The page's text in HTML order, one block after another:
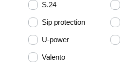
S.24
Sip protection
U-power
Valento